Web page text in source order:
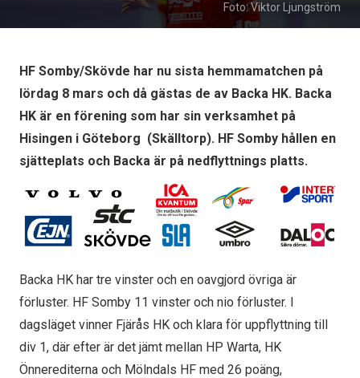
Foto: Viktor Ljungström
HF Somby/Skövde har nu sista hemmamatchen på
lördag 8 mars och då gästas de av Backa HK. Backa
HK är en förening som har sin verksamhet på
Hisingen i Göteborg (Skälltorp). HF Somby hållen en
sjätteplats och Backa är på nedflyttnings platts.
Backa HK har tre vinster och en oavgjord övriga är
förluster. HF Somby 11 vinster och nio förluster. I
dagsläget vinner Fjärås HK och klara för uppflyttning till
div 1, där efter är det jämt mellan HP Warta, HK
Önnerediterna och Mölndals HF med 26 poäng,